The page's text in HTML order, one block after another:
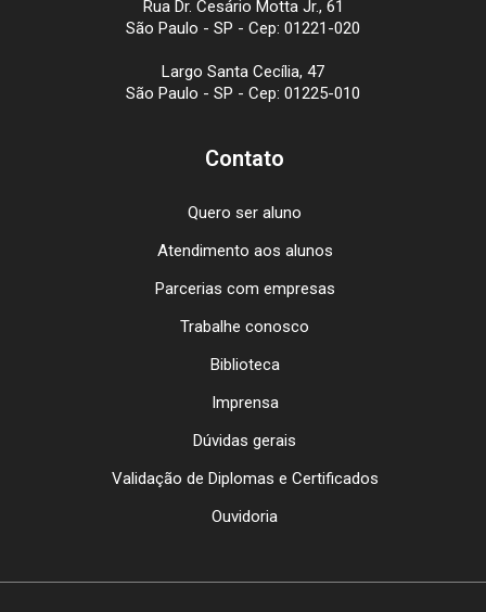
Rua Dr. Cesário Motta Jr., 61
São Paulo - SP - Cep: 01221-020
Largo Santa Cecília, 47
São Paulo - SP - Cep: 01225-010
Contato
Quero ser aluno
Atendimento aos alunos
Parcerias com empresas
Trabalhe conosco
Biblioteca
Imprensa
Dúvidas gerais
Validação de Diplomas e Certificados
Ouvidoria